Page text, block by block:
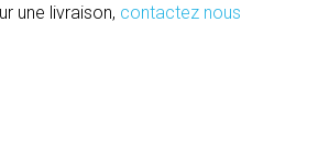
une livraison, contactez nous